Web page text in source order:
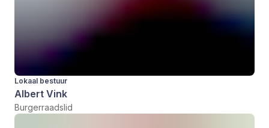
Lokaal bestuur
Albert Vink
Burgerraadslid